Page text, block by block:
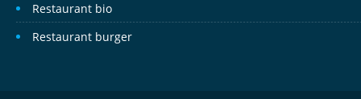
Restaurant bio
Restaurant burger